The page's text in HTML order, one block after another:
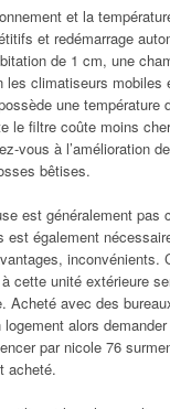
et la
et redémarrage
de 1 cm, une
les climatiseurs
une température
le filtre coûte moins
vous à l’amélioration
bêtises.
est généralement pas
est également
inconvénients.
cette unité extérieure
Acheté avec des
alors
par nicole 76
acheté.